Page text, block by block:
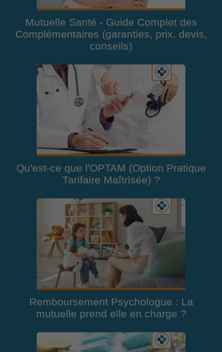
Mutuelle Santé - Guide Complet des
Complémentaires (garanties, prix, devis,
conseils)
Qu'est-ce que l'OPTAM (Option Pratique
Tarifaire Maîtrisée) ?
Remboursement Psychologue : La
mutuelle prend elle en charge ?